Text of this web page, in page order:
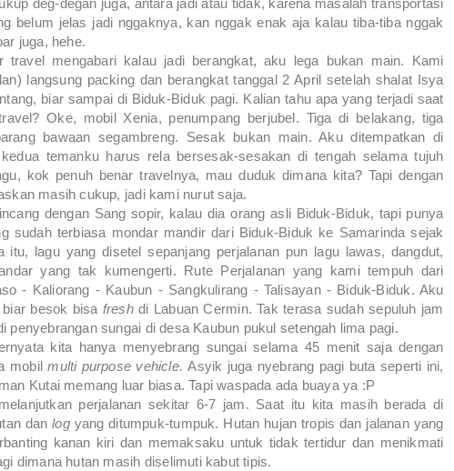
deg-degan juga, antara jadi atau tidak, karena masalah transportasi
belum jelas jadi nggaknya, kan nggak enak aja kalau tiba-tiba nggak
juga, hehe.
travel mengabari kalau jadi berangkat, aku lega bukan main. Kami
langsung packing dan berangkat tanggal 2 April setelah shalat Isya
biar sampai di Biduk-Biduk pagi. Kalian tahu apa yang terjadi saat
Oke, mobil Xenia, penumpang berjubel. Tiga di belakang, tiga
bawaan segambreng. Sesak bukan main. Aku ditempatkan di
temanku harus rela bersesak-sesakan di tengah selama tujuh
kok penuh benar travelnya, mau duduk dimana kita? Tapi dengan
masih cukup, jadi kami nurut saja.
dengan Sang sopir, kalau dia orang asli Biduk-Biduk, tapi punya
sudah terbiasa mondar mandir dari Biduk-Biduk ke Samarinda sejak
itu, lagu yang disetel sepanjang perjalanan pun lagu lawas, dangdut,
yang tak kumengerti. Rute Perjalanan yang kami tempuh dari
- Kaliorang - Kaubun - Sangkulirang - Talisayan - Biduk-Biduk. Aku
besok bisa freshdi Labuan Cermin. Tak terasa sudah sepuluh jam
penyebrangan sungai di desa Kaubun pukul setengah lima pagi.
kita hanya menyebrang sungai selama 45 menit saja dengan
mobilmulti purpose vehicle.Asyik juga nyebrang pagi buta seperti ini,
Kutai memang luar biasa. Tapi waspada ada buaya ya :P
perjalanan sekitar 6-7 jam. Saat itu kita masih berada di
danlogyang ditumpuk-tumpuk. Hutan hujan tropis dan jalanan yang
kanan kiri dan memaksaku untuk tidak tertidur dan menikmati
dimana hutan masih diselimuti kabut tipis.